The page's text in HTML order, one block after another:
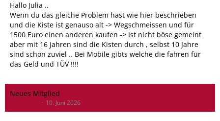
Hallo Julia ..
Wenn du das gleiche Problem hast wie hier beschrieben
und die Kiste ist genauso alt -> Wegschmeissen und für
1500 Euro einen anderen kaufen -> Ist nicht böse gemeint
aber mit 16 Jahren sind die Kisten durch , selbst 10 Jahre
sind schon zuviel .. Bei Mobile gibts welche die fahren für
das Geld und TÜV !!!!
Neues Mitglied
10. Juni 2026